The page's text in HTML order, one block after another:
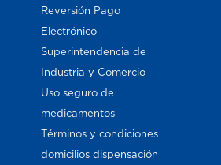
Reversión Pago
Electrónico
Superintendencia de
Industria y Comercio
Uso seguro de
medicamentos
Términos y condiciones
domicilios dispensación